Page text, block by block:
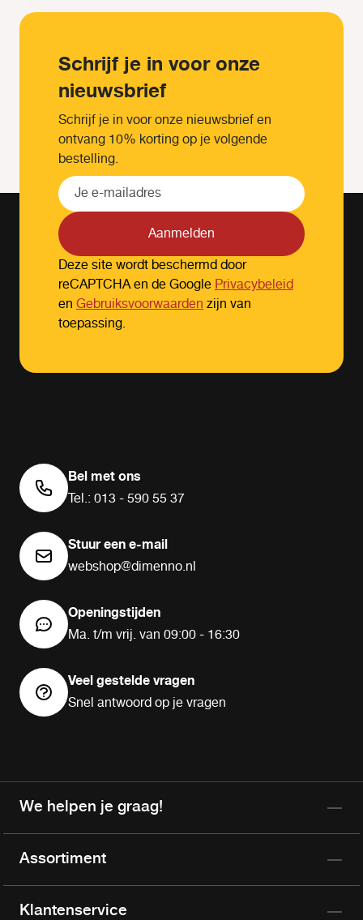
Schrijf je in voor onze
nieuwsbrief
Schrijf je in voor onze nieuwsbrief en
ontvang 10% korting op je volgende
bestelling.
Aanmelden
Deze site wordt beschermd door
reCAPTCHA en de GooglePrivacybeleid
en Gebruiksvoorwaardenzijn van
toepassing.
Bel met ons
Tel.: 013 - 590 55 37
Stuur een e-mail
webshop@dimenno.nl
Openingstijden
Ma. t/m vrij. van 09:00 - 16:30
Veel gestelde vragen
Snel antwoord op je vragen
We helpen je graag!
Assortiment
Klantenservice